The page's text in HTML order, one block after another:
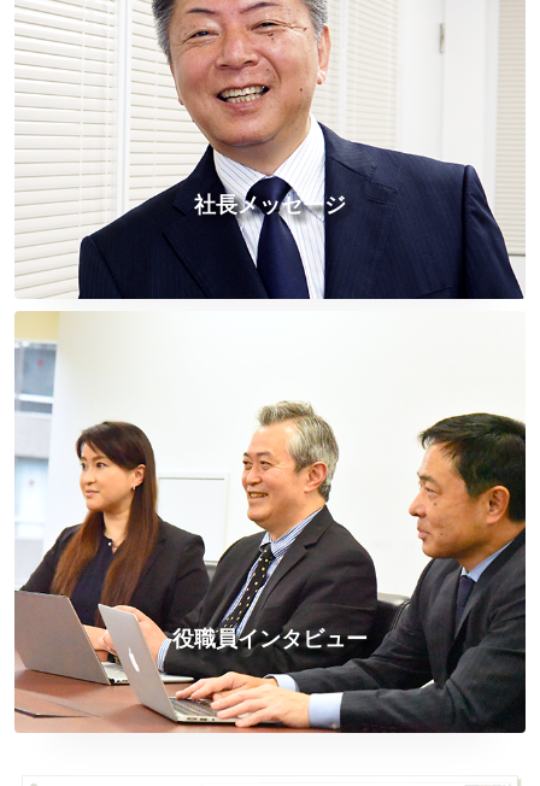
社長メッセージ
役職員インタビュー